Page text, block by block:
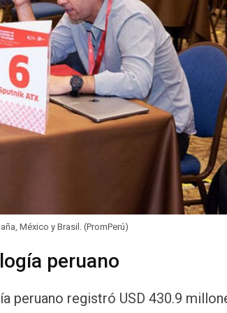
México y Brasil. (PromPerú)
peruano
peruano registró USD 430.9